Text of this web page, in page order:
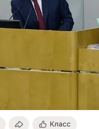
Класс